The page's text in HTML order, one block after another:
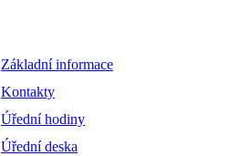
Základní informace
Kontakty
Úřední hodiny
Úřední deska